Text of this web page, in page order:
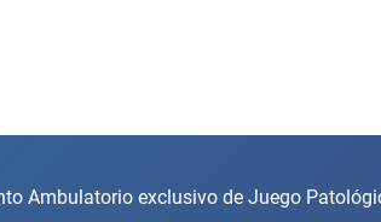
Ambulatorio exclusivo de Juego